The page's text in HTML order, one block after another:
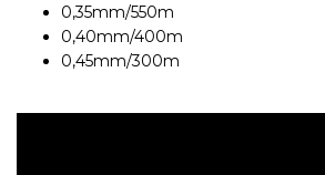
0,35mm/550m
0,40mm/400m
0,45mm/300m